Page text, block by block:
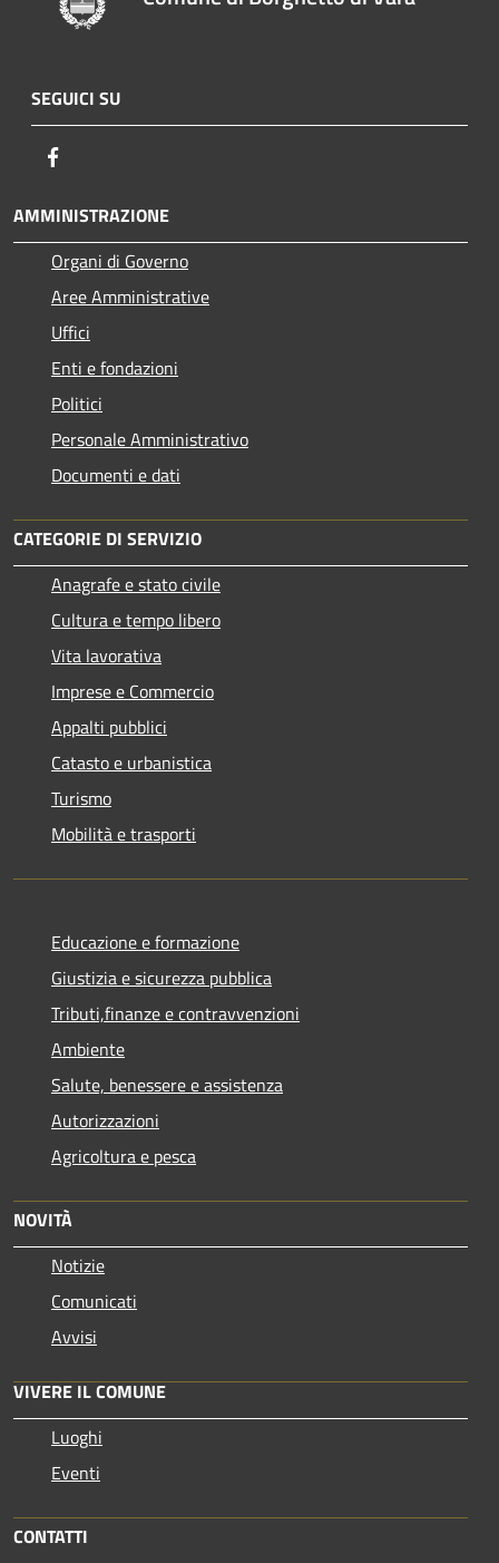
SEGUICI SU
AMMINISTRAZIONE
Organi di Governo
Aree Amministrative
Uffici
Enti e fondazioni
Politici
Personale Amministrativo
Documenti e dati
CATEGORIE DI SERVIZIO
Anagrafe e stato civile
Cultura e tempo libero
Vita lavorativa
Imprese e Commercio
Appalti pubblici
Catasto e urbanistica
Turismo
Mobilità e trasporti
Educazione e formazione
Giustizia e sicurezza pubblica
Tributi,finanze e contravvenzioni
Ambiente
Salute, benessere e assistenza
Autorizzazioni
Agricoltura e pesca
NOVITÀ
Notizie
Comunicati
Avvisi
VIVERE IL COMUNE
Luoghi
Eventi
CONTATTI